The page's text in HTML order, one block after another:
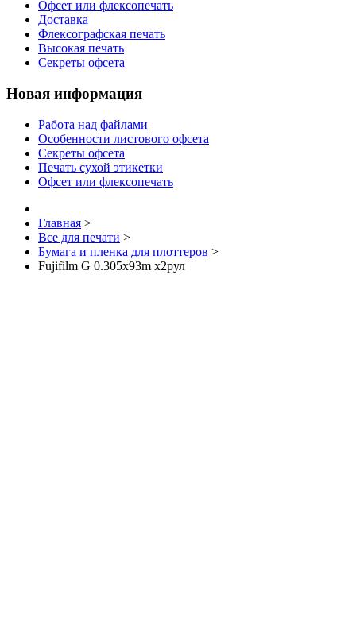
Офсет или флексопечать
Доставка
Флексографская печать
Высокая печать
Секреты офсета
Новая информация
Работа над файлами
Особенности листового офсета
Секреты офсета
Печать сухой этикетки
Офсет или флексопечать
Главная >
Все для печати >
Бумага и пленка для плоттеров >
Fujifilm G 0.305x93m х2рул